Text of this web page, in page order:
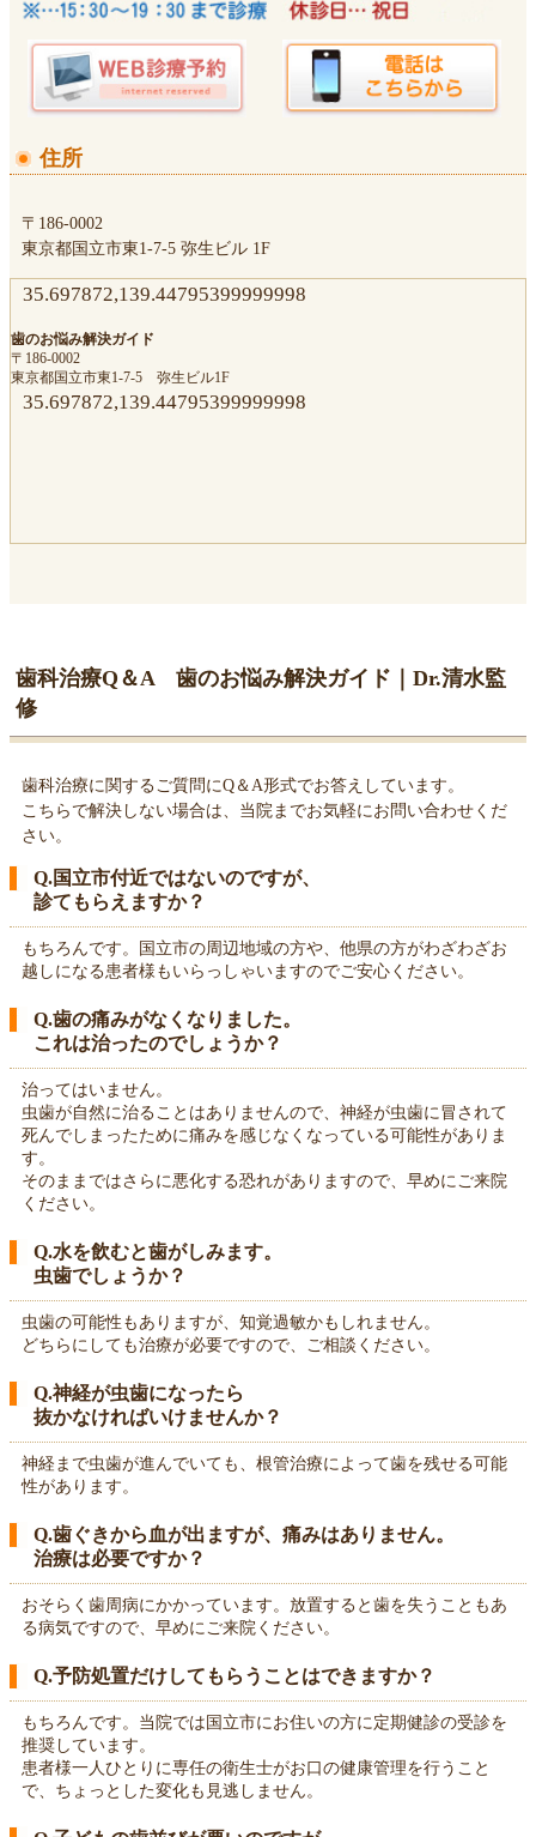
住所
〒186-0002
東京都国立市東1-7-5 弥生ビル 1F
35.697872,139.44795399999998
歯のお悩み解決ガイド
〒186-0002
東京都国立市東1-7-5 弥生ビル1F
35.697872,139.44795399999998
歯科治療Q＆A 歯のお悩み解決ガイド｜Dr.清水監
修
歯科治療に関するご質問にQ＆A形式でお答えしています。
こちらで解決しない場合は、当院までお気軽にお問い合わせくだ
さい。
Q.国立市付近ではないのですが、
診てもらえますか？
もちろんです。国立市の周辺地域の方や、他県の方がわざわざお
越しになる患者様もいらっしゃいますのでご安心ください。
Q.歯の痛みがなくなりました。
これは治ったのでしょうか？
治ってはいません。
虫歯が自然に治ることはありませんので、神経が虫歯に冒されて
死んでしまったために痛みを感じなくなっている可能性がありま
す。
そのままではさらに悪化する恐れがありますので、早めにご来院
ください。
Q.水を飲むと歯がしみます。
虫歯でしょうか？
虫歯の可能性もありますが、知覚過敏かもしれません。
どちらにしても治療が必要ですので、ご相談ください。
Q.神経が虫歯になったら
抜かなければいけませんか？
神経まで虫歯が進んでいても、根管治療によって歯を残せる可能
性があります。
Q.歯ぐきから血が出ますが、痛みはありません。
治療は必要ですか？
おそらく歯周病にかかっています。放置すると歯を失うこともあ
る病気ですので、早めにご来院ください。
Q.予防処置だけしてもらうことはできますか？
もちろんです。当院では国立市にお住いの方に定期健診の受診を
推奨しています。
患者様一人ひとりに専任の衛生士がお口の健康管理を行うこと
で、ちょっとした変化も見逃しません。